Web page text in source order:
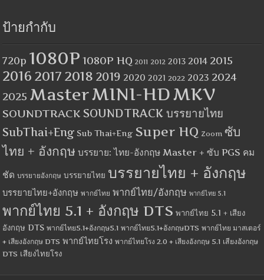
ป้ายกำกับ
720p 1080P 1080P HQ 2011 2012 2013 2014 2015
2016 2017 2018 2019 2020 2021 2022 2023 2024
2025 MasterMINI-HDMKV
SOUNDTRACK SOUNDTRACK บรรยายไทย
SubThai+Eng Sub Thai+Eng Super HQ Zoom ซับ
ไทย + อังกฤษ บรรยาย: ไทย-อังกฤษ Master + ซับ PGS คม
ชัด บรรยายอังกฤษ บรรยายไทย บรรยายไทย + อังกฤษ
บรรยายไทย+อังกฤษ พากย์ไทย พากย์ไทย/อังกฤษ พากย์ไทย 5.1
พากย์ไทย 5.1 + อังกฤษ DTS พากย์ไทย 5.1 + เสียง
อังกฤษ DTS พากย์ไทย5.1+อังกฤษ5.1 พากย์ไทย5.1+อังกฤษDTS พากย์ไทย มาสเตอร์
+ เสียงอังกฤษ DTS พากย์ไทยโรง พากย์ไทยโรง 2.0 + เสียงอังกฤษ 5.1 เสียงอังกฤษ
DTS เสียงไทยโรง